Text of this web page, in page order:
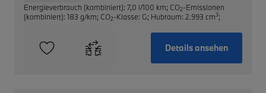
Energieverbrauch (kombiniert): 7,0 l/100 km; CO2-Emissionen
(kombiniert): 183 g/km; CO2-Klasse: G; Hubraum: 2.993 cm3;
Details ansehen